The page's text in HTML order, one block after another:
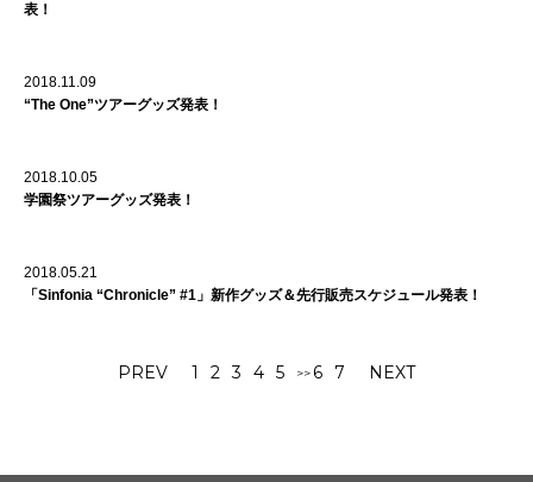
表！
2018.11.09
“The One”ツアーグッズ発表！
2018.10.05
学園祭ツアーグッズ発表！
2018.05.21
「Sinfonia “Chronicle” #1」新作グッズ＆先行販売スケジュール発表！
PREV 1 2 3 4 5 6 7 NEXT